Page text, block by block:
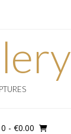
0 - €0.00